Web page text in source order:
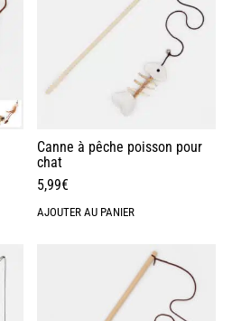
Canne à pêche poisson pour
chat
5,99€
AJOUTER AU PANIER